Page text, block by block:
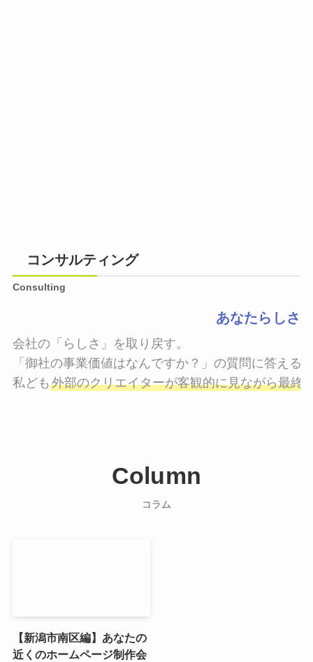
コンサルティング
Consulting
あなたらしさ
会社の「らしさ」を取り戻す。
「御社の事業価値はなんですか？」の質問に答える
私ども 外部のクリエイターが客観的に見ながら最終
Column
コラム
【新潟市南区編】あなたの
近くのホームページ制作会